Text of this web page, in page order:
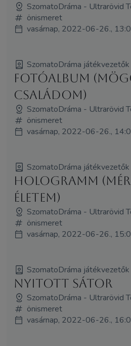
SzomatoDráma - Ultrarövid
önismeret
vasárnap, 2022-06-26.,
SzomatoDráma játékvezetők
Fotóalbum
családom)
SzomatoDráma - Ultrarövid
önismeret
vasárnap, 2022-06-26.,
SzomatoDráma játékvezetők
HologramM
életem)
SzomatoDráma - Ultrarövid
önismeret
vasárnap, 2022-06-26.,
SzomatoDráma játékvezetők
NYITOTT SÁTOR
SzomatoDráma - Ultrarövid
önismeret
vasárnap, 2022-06-26.,